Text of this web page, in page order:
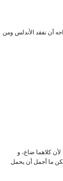
أن نفقد الأندلس ومن
كلاهما ضاع، و
ما أجمل أن يحمل